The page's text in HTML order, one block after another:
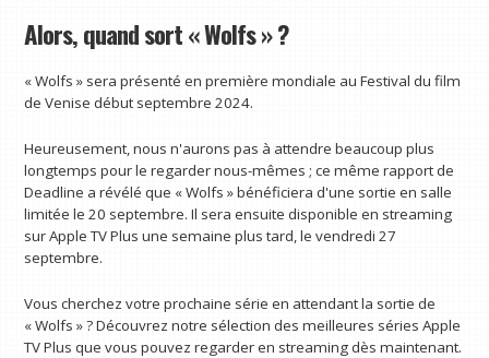
Alors, quand sort « Wolfs » ?
« Wolfs » sera présenté en première mondiale au Festival du film
de Venise début septembre 2024.
Heureusement, nous n'aurons pas à attendre beaucoup plus
longtemps pour le regarder nous-mêmes ; ce même rapport de
Deadline a révélé que « Wolfs » bénéficiera d'une sortie en salle
limitée le 20 septembre. Il sera ensuite disponible en streaming
sur Apple TV Plus une semaine plus tard, le vendredi 27
septembre.
Vous cherchez votre prochaine série en attendant la sortie de
« Wolfs » ? Découvrez notre sélection des meilleures séries Apple
TV Plus que vous pouvez regarder en streaming dès maintenant.